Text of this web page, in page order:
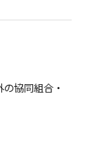
協同組合・